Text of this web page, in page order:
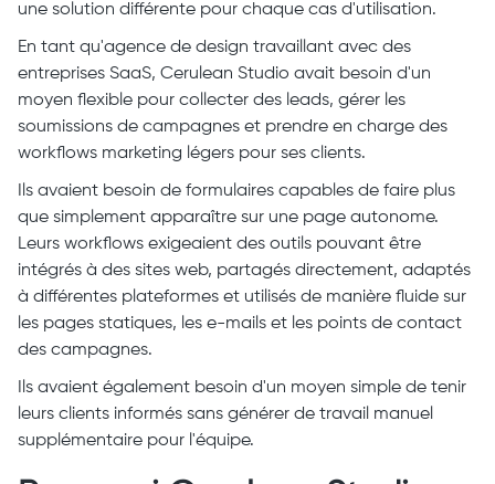
une solution différente pour chaque cas d'utilisation.
En tant qu'agence de design travaillant avec des
entreprises SaaS, Cerulean Studio avait besoin d'un
moyen flexible pour collecter des leads, gérer les
soumissions de campagnes et prendre en charge des
workflows marketing légers pour ses clients.
Ils avaient besoin de formulaires capables de faire plus
que simplement apparaître sur une page autonome.
Leurs workflows exigeaient des outils pouvant être
intégrés à des sites web, partagés directement, adaptés
à différentes plateformes et utilisés de manière fluide sur
les pages statiques, les e-mails et les points de contact
des campagnes.
Ils avaient également besoin d'un moyen simple de tenir
leurs clients informés sans générer de travail manuel
supplémentaire pour l'équipe.